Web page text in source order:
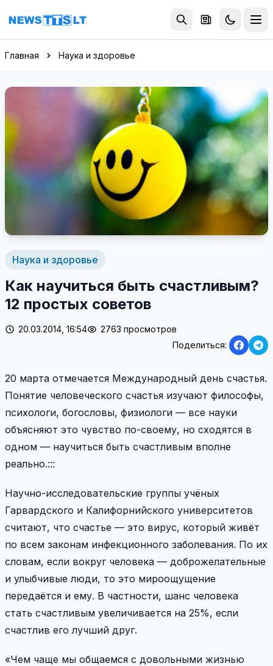
Перейти к содержимому
Главная Наука и здоровье
Наука и здоровье
Как научиться быть счастливым?
12 простых советов
20.03.2014, 16:54
2763 просмотров
Поделиться:
20 марта отмечается Международный день счастья.
Понятие человеческого счастья изучают философы,
психологи, богословы, физиологи — все науки
объясняют это чувство по-своему, но сходятся в
одном — научиться быть счастливым вполне
реально.:::
Научно-исследовательские группы учёных
Гарвардского и Калифорнийского университетов
считают, что счастье — это вирус, который живёт
по всем законам инфекционного заболевания. По их
словам, если вокруг человека — доброжелательные
и улыбчивые люди, то это мироощущение
передаётся и ему. В частности, шанс человека
стать счастливым увеличивается на 25%, если
счастлив его лучший друг.
«Чем чаще мы общаемся с довольными жизнью